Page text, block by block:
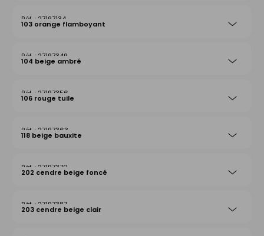
27197134
103 orange flamboyant
27197349
104 beige ambré
27197356
106 rouge tuile
27197363
118 beige bauxite
27197370
202 cendre beige foncé
27197387
203 cendre beige clair